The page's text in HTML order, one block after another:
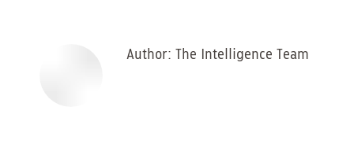
Author: The Intelligence Team